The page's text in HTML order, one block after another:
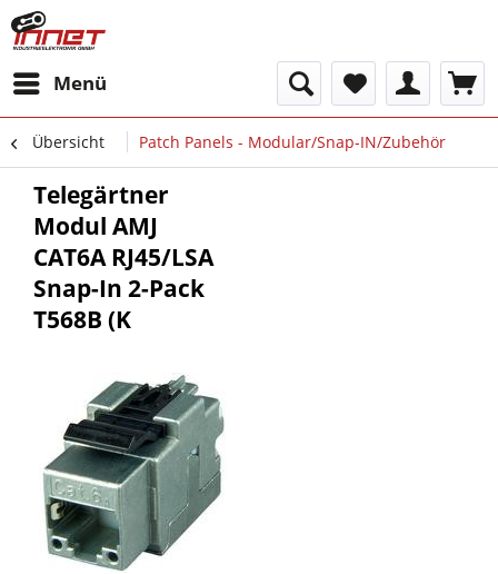
Menü
Übersicht Patch Panels - Modular/Snap-IN/Zubehör
Telegärtner
Modul AMJ
CAT6A RJ45/LSA
Snap-In 2-Pack
T568B (K